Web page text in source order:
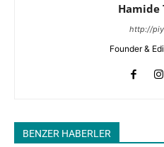
Hamide
http://
Founder &
BENZER HABERLER